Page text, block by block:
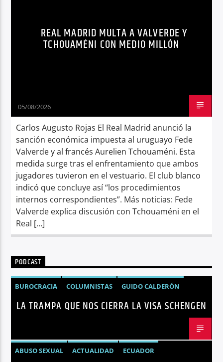
REAL MADRID MULTA A VALVERDE Y
TCHOUAMÉNI CON MEDIO MILLÓN
05/08/2026
Carlos Augusto Rojas El Real Madrid anunció la
sanción económica impuesta al uruguayo Fede
Valverde y al francés Aurelien Tchouaméni. Esta
medida surge tras el enfrentamiento que ambos
jugadores tuvieron en el vestuario. El club blanco
indicó que concluye así “los procedimientos
internos correspondientes”. Más noticias: Fede
Valverde explica discusión con Tchouaméni en el
Real […]
PODCAST
BUROCRACIA COLUMNISTAS
GUIDO CALDERÓN
LIBRE COMERCIO
NOTICIAS
NOTICIAS ECUADOR
LA TRAMPA QUE NOS CIERRA LA VISA SCHENGEN
ABUSO SEXUAL ACTUALIDAD
ECUADOR